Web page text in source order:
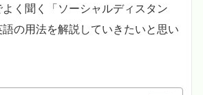
く聞く「ソーシャルディスタン
の用法を解説していきたいと思い